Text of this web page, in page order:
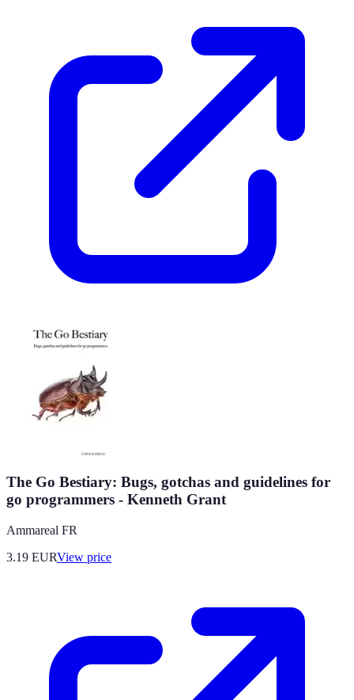
The Go Bestiary: Bugs, gotchas and guidelines for
go programmers - Kenneth Grant
Ammareal FR
3.19 EURView price